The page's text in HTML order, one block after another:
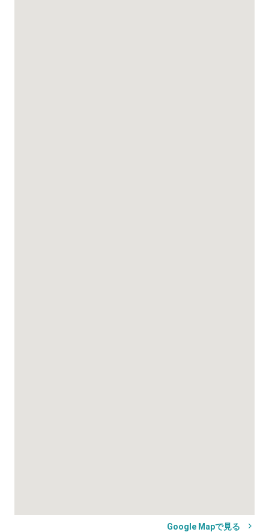
Google Mapで見る